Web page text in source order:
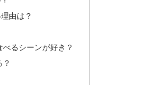
由は？
るシーンが好き？